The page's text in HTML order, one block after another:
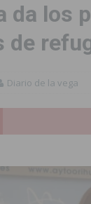
los recursos
el proyecto de
de ‘El Mojón en
da los
de
Diario de la vega